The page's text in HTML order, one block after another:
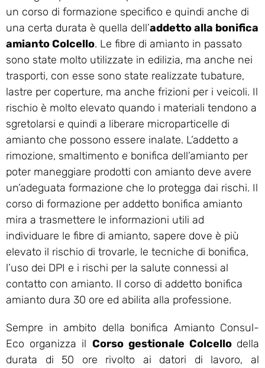
un corso di formazione specifico e quindi anche di
una certa durata è quella dell’addetto alla bonifica
amianto Colcello. Le fibre di amianto in passato
sono state molto utilizzate in edilizia, ma anche nei
trasporti, con esse sono state realizzate tubature,
lastre per coperture, ma anche frizioni per i veicoli. Il
rischio è molto elevato quando i materiali tendono a
sgretolarsi e quindi a liberare microparticelle di
amianto che possono essere inalate. L’addetto a
rimozione, smaltimento e bonifica dell’amianto per
poter maneggiare prodotti con amianto deve avere
un’adeguata formazione che lo protegga dai rischi. Il
corso di formazione per addetto bonifica amianto
mira a trasmettere le informazioni utili ad
individuare le fibre di amianto, sapere dove è più
elevato il rischio di trovarle, le tecniche di bonifica,
l’uso dei DPI e i rischi per la salute connessi al
contatto con amianto. Il corso di addetto bonifica
amianto dura 30 ore ed abilita alla professione.
Sempre in ambito della bonifica Amianto Consul-
Eco organizza il Corso gestionale Colcello della
durata di 50 ore rivolto ai datori di lavoro, al